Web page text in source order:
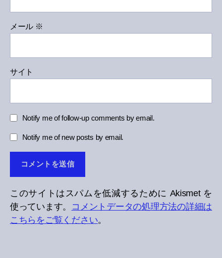
メール ※
サイト
Notify me of follow-up comments by email.
Notify me of new posts by email.
このサイトはスパムを低減するために Akismet を
使っています。 コメントデータの処理方法の詳細は
こちらをご覧ください。